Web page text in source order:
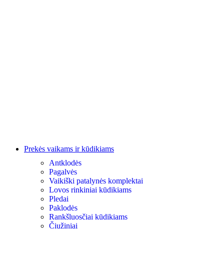
Prekės vaikams ir kūdikiams
Antklodės
Pagalvės
Vaikiški patalynės komplektai
Lovos rinkiniai kūdikiams
Pledai
Paklodės
Rankšluosčiai kūdikiams
Čiužiniai